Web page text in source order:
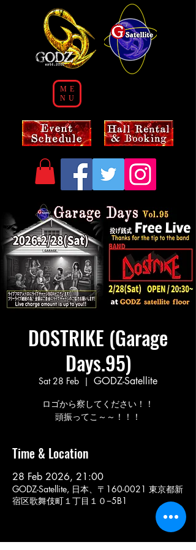
ME
NU
DOSTRIKE (Garage
Days.95)
Sat 28 Feb
  |
GODZ-Satellite
ロゴから察してください！！
頭振ってこ～～！！！
Time & Location
28 Feb 2026, 21:00
GODZ-Satellite, 日本、〒160-0021 東京都新
宿区歌舞伎町１丁目１０−5B1